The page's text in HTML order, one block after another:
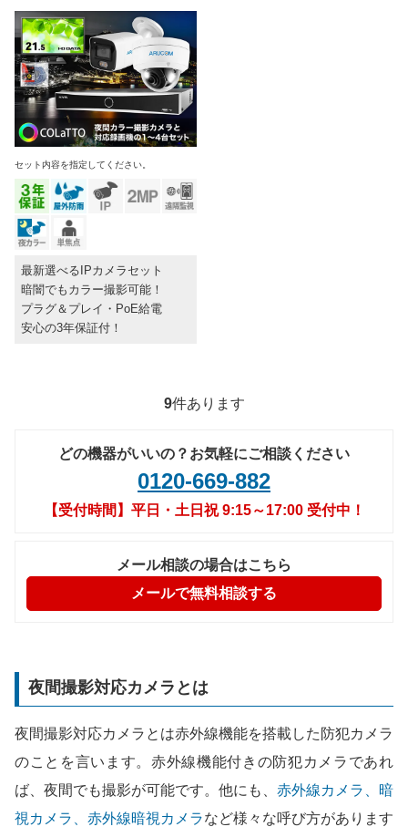
セット内容を指定してください。
最新選べるIPカメラセット
暗闇でもカラー撮影可能！
プラグ＆プレイ・PoE給電
安心の3年保証付！
9件あります
どの機器がいいの？お気軽にご相談ください
0120-669-882
【受付時間】平日・土日祝 9:15～17:00 受付中！
メール相談の場合はこちら
メールで無料相談する
夜間撮影対応カメラとは
夜間撮影対応カメラとは赤外線機能を搭載した防犯カメラ
のことを言います。赤外線機能付きの防犯カメラであれ
ば、夜間でも撮影が可能です。他にも、 赤外線カメラ、暗
視カメラ、赤外線暗視カメラなど様々な呼び方があります